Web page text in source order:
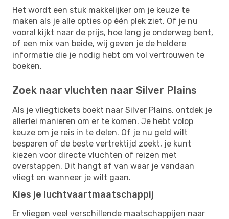
Het wordt een stuk makkelijker om je keuze te
maken als je alle opties op één plek ziet. Of je nu
vooral kijkt naar de prijs, hoe lang je onderweg bent,
of een mix van beide, wij geven je de heldere
informatie die je nodig hebt om vol vertrouwen te
boeken.
Zoek naar vluchten naar Silver Plains
Als je vliegtickets boekt naar Silver Plains, ontdek je
allerlei manieren om er te komen. Je hebt volop
keuze om je reis in te delen. Of je nu geld wilt
besparen of de beste vertrektijd zoekt, je kunt
kiezen voor directe vluchten of reizen met
overstappen. Dit hangt af van waar je vandaan
vliegt en wanneer je wilt gaan.
Kies je luchtvaartmaatschappij
Er vliegen veel verschillende maatschappijen naar